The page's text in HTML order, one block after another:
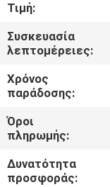
ΜΑΣ
ΕΛΆΤΕ
ΣΕ
ΕΠΑΦΉ
ΜΕ
ΕΙΔΉΣΕΙΣ
Τιμή:
Συσκευασία
λεπτομέρειες:
Χρόνος
παράδοσης:
Όροι
πληρωμής:
Δυνατότητα
προσφοράς: